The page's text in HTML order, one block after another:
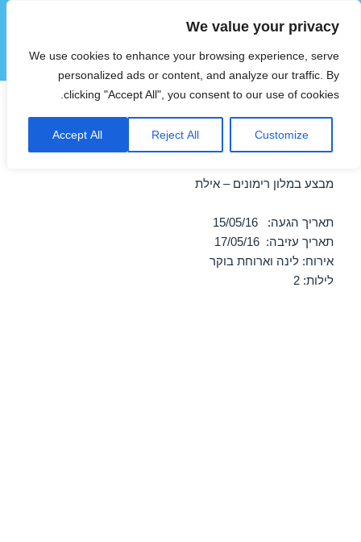
We value your privacy
We use cookies to enhance your browsing experience, serve
personalized ads or content, and analyze our traffic. By
clicking "Accept All", you consent to our use of cookies.
Customize
Reject All
Accept All
הוטצימר
תפריטים
ווידג'טים
מבצע במלון רימונים – אילת
15/05/2016
מבצע במלון רימונים – אילת
תאריך הגעה: 15/05/16
תאריך עזיבה: 17/05/16
אירוח: לינה וארוחת בוקר
לילות: 2